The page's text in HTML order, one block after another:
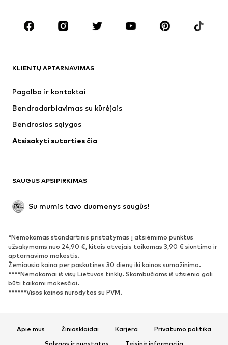
DRABUŽIAI
Striukės
Maudymosi drabužiai
Proginiai
BATAI
Naujienos
Atviri batai
Išskirtiniai
SPORTAS
Sportiniai drabužiai
AKSESUARAI
KLIENTŲ APTARNAVIMAS
Pagalba ir kontaktai
Bendradarbiavimas su kūrėjais
Bendrosios sąlygos
Atsisakyti sutarties čia
SAUGUS APSIPIRKIMAS
Su mumis tavo duomenys saugūs!
*Nemokamas standartinis pristatymas į atsiėmimo punktus
užsakymams nuo 24,90 €, kitais atvejais taikomas 3,90 € siuntimo ir
aptarnavimo mokestis.
Žemiausia kaina per paskutines 30 dienų iki kainos sumažinimo.
****Nemokamai iš visų Lietuvos tinklų. Skambučiams iš užsienio gali
būti taikomi mokesčiai.
******Visos kainos nurodytos su PVM.
Apie mus Žiniasklaidai Karjera
Privatumo politika